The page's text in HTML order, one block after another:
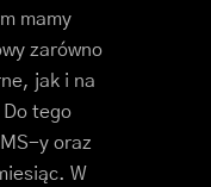
mamy
zarówno
jak i na
tego
y oraz
W